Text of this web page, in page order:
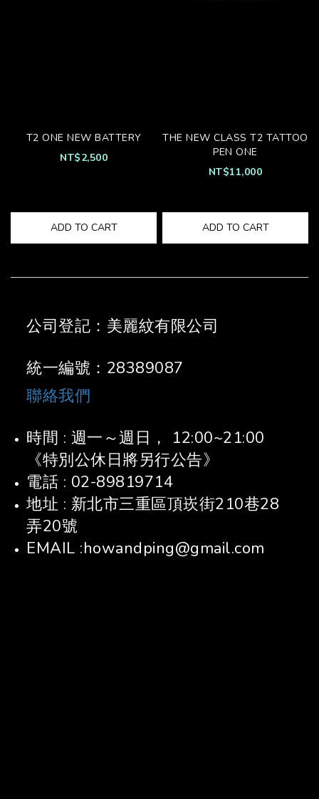
T2 ONE NEW BATTERY
NT$2,500
ADD TO CART
THE NEW CLASS T2 TATTOO
PEN ONE
NT$11,000
ADD TO CART
公司登記：美麗紋有限公司
統一編號：28389087
聯絡我們
時間 : 週一～週日， 12:00~21:00
《特別公休日將另行公告》
電話 : 02-89819714
地址 : 新北市三重區頂崁街210巷28
弄20號
EMAIL :howandping@gmail.com